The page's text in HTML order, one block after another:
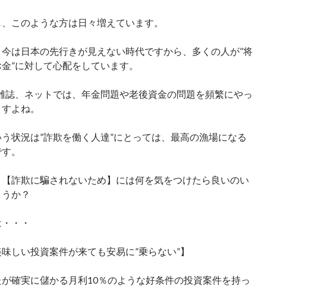
、このような方は日々増えています。
は日本の先行きが見えない時代ですから、多くの人が”将
”に対して心配をしています。
誌、ネットでは、年金問題や老後資金の問題を頻繁にやっ
よね。
状況は”詐欺を働く人達”にとっては、最高の漁場になる
。
詐欺に騙されないため】には何を気をつけたら良いのい
か？
・・
しい投資案件が来ても安易に”乗らない”】
確実に儲かる月利10％のような好条件の投資案件を持っ